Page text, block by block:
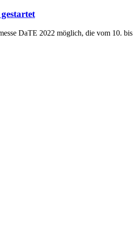
DaTE 2022 möglich, die vom 10.